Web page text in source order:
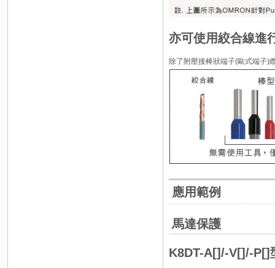
亦可使用絞合線進
除了附壓接棒狀端子(歐式端子)
應用範例
馬達保護
K8DT-A[]/-V[]/-P[]